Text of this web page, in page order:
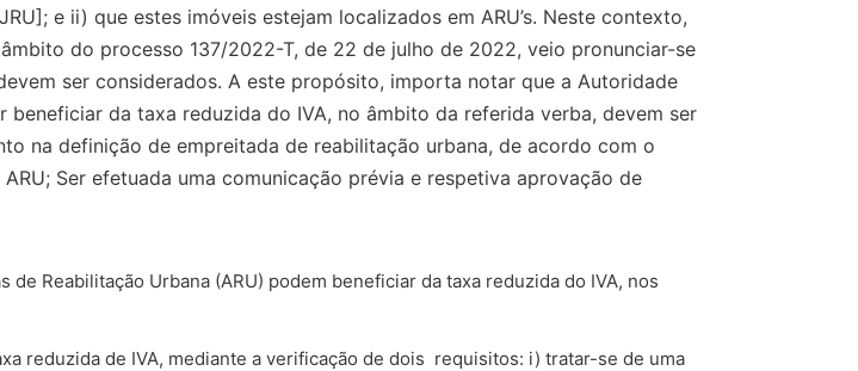
e ii) que estes imóveis estejam localizados em ARU’s. Neste contexto,
do processo 137/2022-T, de 22 de julho de 2022, veio pronunciar-se
ser considerados. A este propósito, importa notar que a Autoridade
da taxa reduzida do IVA, no âmbito da referida verba, devem ser
na definição de empreitada de reabilitação urbana, de acordo com o
Ser efetuada uma comunicação prévia e respetiva aprovação de
Reabilitação Urbana (ARU) podem beneficiar da taxa reduzida do IVA, nos
reduzida de IVA, mediante a verificação de dois requisitos: i) tratar-se de uma